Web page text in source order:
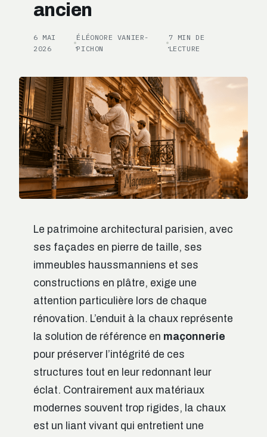
ancien
6 MAI
2026
·
ÉLÉONORE VANIER-
PICHON
·
7 MIN DE
LECTURE
Le patrimoine architectural parisien, avec
ses façades en pierre de taille, ses
immeubles haussmanniens et ses
constructions en plâtre, exige une
attention particulière lors de chaque
rénovation. L’enduit à la chaux représente
la solution de référence en maçonnerie
pour préserver l’intégrité de ces
structures tout en leur redonnant leur
éclat. Contrairement aux matériaux
modernes souvent trop rigides, la chaux
est un liant vivant qui entretient une